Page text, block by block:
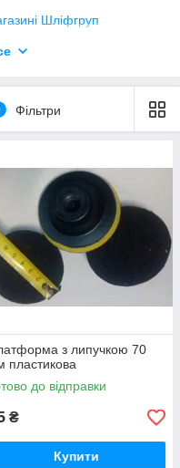
Шліфгруп
Фільтри
з липучкою 70
пластикова
до відправки
₴
Купити